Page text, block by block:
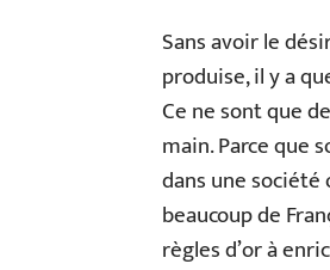
Sans avoir le
produise, il y a
Ce ne sont que
main. Parce que
dans une société
beaucoup de
règles d’or à